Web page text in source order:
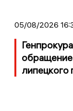
05/08/2026
обращение
липецкого